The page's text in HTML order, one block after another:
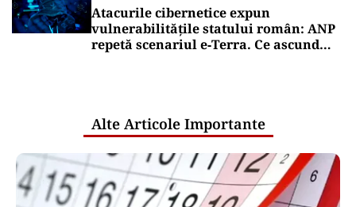
Atacurile cibernetice expun
vulnerabilitățile statului român: ANP
repetă scenariul e‑Terra. Ce ascund
Alte Articole Importante